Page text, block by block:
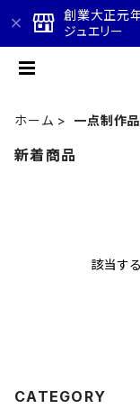
創業大正元
ジュエリー
ホーム 一点制作品
新着商品
該当す
CATEGORY